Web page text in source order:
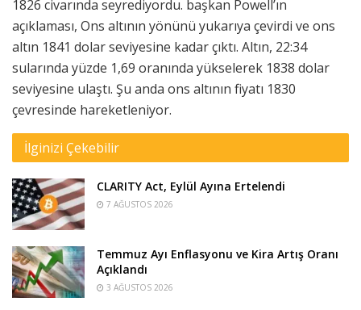
1826 civarında seyrediyordu. başkan Powell’ın
açıklaması, Ons altının yönünü yukarıya çevirdi ve ons
altın 1841 dolar seviyesine kadar çıktı. Altın, 22:34
sularında yüzde 1,69 oranında yükselerek 1838 dolar
seviyesine ulaştı. Şu anda ons altının fiyatı 1830
çevresinde hareketleniyor.
İlginizi Çekebilir
CLARITY Act, Eylül Ayına Ertelendi
7 AĞUSTOS 2026
Temmuz Ayı Enflasyonu ve Kira Artış Oranı
Açıklandı
3 AĞUSTOS 2026